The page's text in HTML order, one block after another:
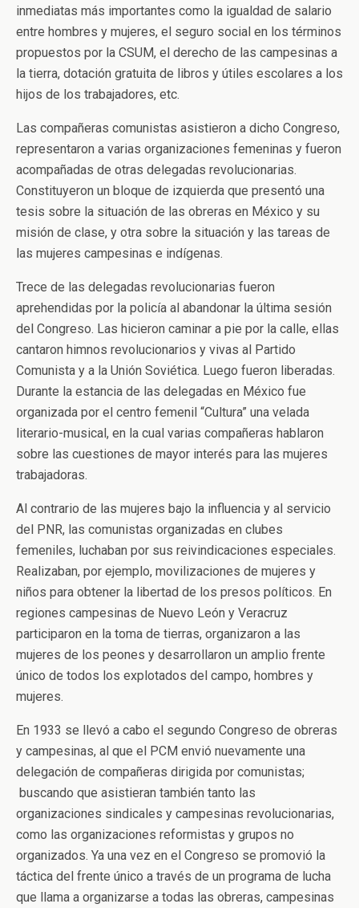
inmediatas más importantes como la igualdad de salario
entre hombres y mujeres, el seguro social en los términos
propuestos por la CSUM, el derecho de las campesinas a
la tierra, dotación gratuita de libros y útiles escolares a los
hijos de los trabajadores, etc.
Las compañeras comunistas asistieron a dicho Congreso,
representaron a varias organizaciones femeninas y fueron
acompañadas de otras delegadas revolucionarias.
Constituyeron un bloque de izquierda que presentó una
tesis sobre la situación de las obreras en México y su
misión de clase, y otra sobre la situación y las tareas de
las mujeres campesinas e indígenas.
Trece de las delegadas revolucionarias fueron
aprehendidas por la policía al abandonar la última sesión
del Congreso. Las hicieron caminar a pie por la calle, ellas
cantaron himnos revolucionarios y vivas al Partido
Comunista y a la Unión Soviética. Luego fueron liberadas.
Durante la estancia de las delegadas en México fue
organizada por el centro femenil “Cultura” una velada
literario-musical, en la cual varias compañeras hablaron
sobre las cuestiones de mayor interés para las mujeres
trabajadoras.
Al contrario de las mujeres bajo la influencia y al servicio
del PNR, las comunistas organizadas en clubes
femeniles, luchaban por sus reivindicaciones especiales.
Realizaban, por ejemplo, movilizaciones de mujeres y
niños para obtener la libertad de los presos políticos. En
regiones campesinas de Nuevo León y Veracruz
participaron en la toma de tierras, organizaron a las
mujeres de los peones y desarrollaron un amplio frente
único de todos los explotados del campo, hombres y
mujeres.
En 1933 se llevó a cabo el segundo Congreso de obreras
y campesinas, al que el PCM envió nuevamente una
delegación de compañeras dirigida por comunistas;
buscando que asistieran también tanto las
organizaciones sindicales y campesinas revolucionarias,
como las organizaciones reformistas y grupos no
organizados. Ya una vez en el Congreso se promovió la
táctica del frente único a través de un programa de lucha
que llama a organizarse a todas las obreras, campesinas